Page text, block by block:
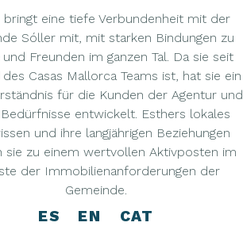
bringt eine tiefe Verbundenheit mit der
Sóller mit, mit starken Bindungen zu
und Freunden im ganzen Tal. Da sie seit
des Casas Mallorca Teams ist, hat sie ein
für die Kunden der Agentur und
entwickelt. Esthers lokales
und ihre langjährigen Beziehungen
sie zu einem wertvollen Aktivposten im
der Immobilienanforderungen der
Gemeinde.
ES EN CAT